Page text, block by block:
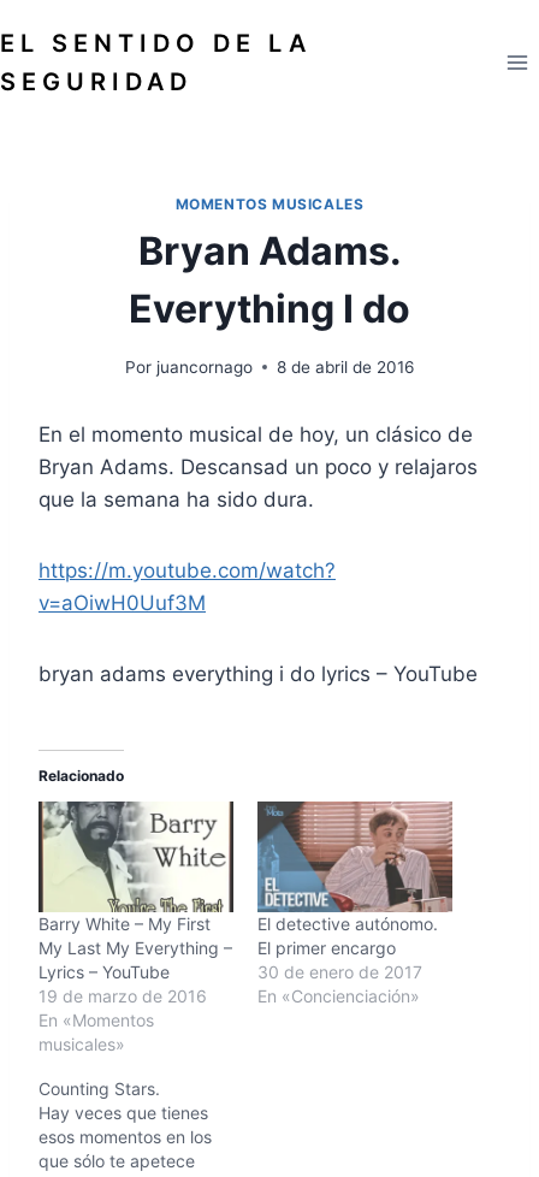
al
contenido
EL SENTIDO DE LA
SEGURIDAD
MOMENTOS MUSICALES
Bryan Adams.
Everything I do
Por juancornago 8 de abril de 2016
En el momento musical de hoy, un clásico de
Bryan Adams. Descansad un poco y relajaros
que la semana ha sido dura.
https://m.youtube.com/watch?
v=aOiwH0Uuf3M
bryan adams everything i do lyrics – YouTube
Relacionado
Barry White – My First
My Last My Everything –
Lyrics – YouTube
19 de marzo de 2016
En «Momentos
musicales»
El detective autónomo.
El primer encargo
30 de enero de 2017
En «Concienciación»
Counting Stars.
Hay veces que tienes
esos momentos en los
que sólo te apetece